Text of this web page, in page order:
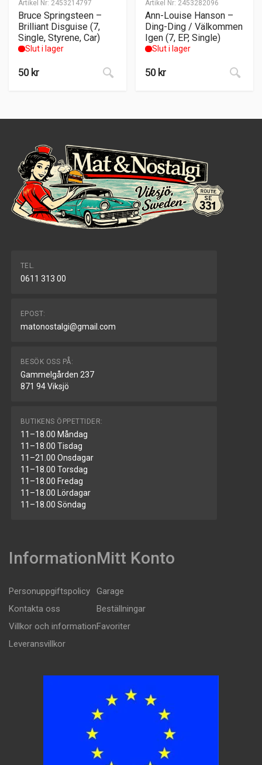
Artikel Nr: 2453214797
Bruce Springsteen –
Brilliant Disguise (7,
Single, Styrene, Car)
Slut i lager
50 kr
Artikel Nr: 2453282096
Ann-Louise Hanson –
Ding-Ding / Välkommen
Igen (7, EP, Single)
Slut i lager
50 kr
TEL.
0611 313 00
EPOST:
matonostalgi@gmail.com
BESÖK OSS PÅ:
Gammelgården 237
871 94 Viksjö
BUTIKENS ÖPPETTIDER:
11–18.00 Måndag
11–18.00 Tisdag
11–21.00 Onsdagar
11–18.00 Torsdag
11–18.00 Fredag
11–18.00 Lördagar
11–18.00 Söndag
Information
Personuppgiftspolicy
Kontakta oss
Villkor och information
Leveransvillkor
Mitt Konto
Garage
Beställningar
Favoriter